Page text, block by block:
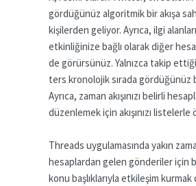
gördüğünüz algoritmik bir akışa
kişilerden geliyor. Ayrıca, ilgi
etkinliğinize bağlı olarak diğer
de görürsünüz. Yalnızca takip
ters kronolojik sırada gördüğünüz
Ayrıca, zaman akışınızı belirli
düzenlemek için akışınızı
Threads uygulamasında yakın
hesaplardan gelen gönderiler için
konu başlıklarıyla etkileşim kurmak